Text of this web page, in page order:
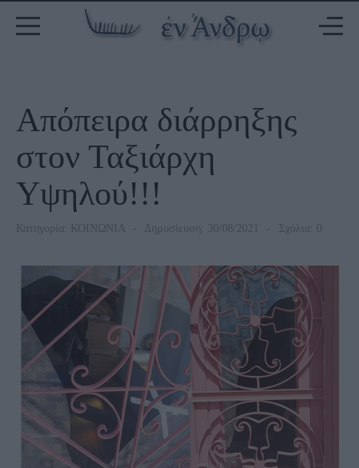
Απόπειρα διάρρηξης
στον Ταξιάρχη
Υψηλού!!!
Κατηγορία: ΚΟΙΝΩΝΙΑ Δημοσίευση: 30/08/2021 Σχόλια: 0